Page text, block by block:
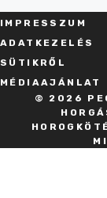
IMPRESSZU M
ADATKEZELÉS
SÜT IKRŐL
MÉDIAAJÁNLAT
© 2026